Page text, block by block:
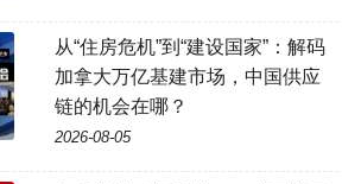
从“住房危机”到“建设国家”：解码
加拿大万亿基建市场，中国供应
链的机会在哪？
2026-08-05